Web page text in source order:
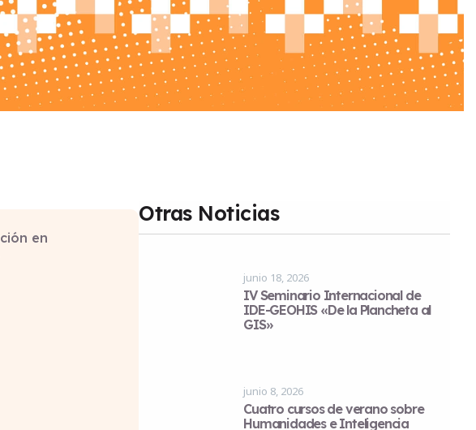
en
Otras Noticias
junio 18, 2026
IV Seminario Internacional de
IDE-GEOHIS «De la Plancheta al
GIS»
junio 8, 2026
Cuatro cursos de verano sobre
Humanidades e Inteligencia